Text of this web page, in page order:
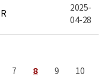
2025-
04-28
7 8 9 10